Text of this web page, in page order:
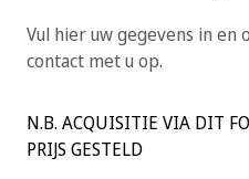
Vul hier uw gegevens in en
contact met u op.
N.B. ACQUISITIE VIA DIT
PRIJS GESTELD